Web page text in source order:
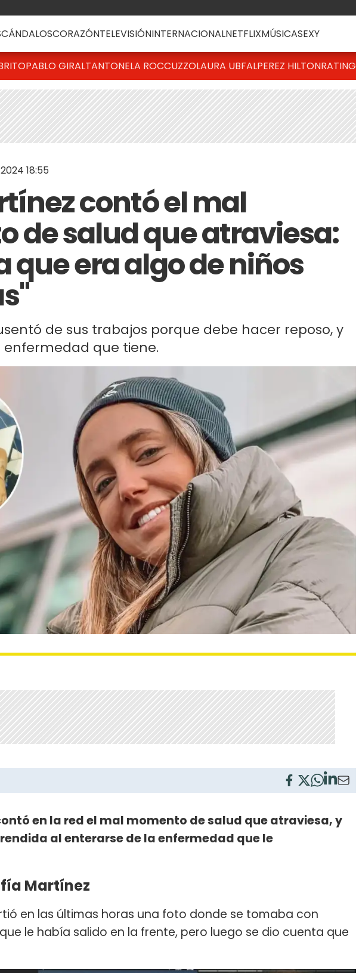
CORAZÓNTELEVISIÓNINTERNACIONALNETFLIXMÚSICASEXY
PABLO GIRALTANTONELA ROCCUZZOLAURA UBFALPEREZ HILTONRATING
18:55
contó el mal
de salud que atraviesa:
que era algo de niños
de sus trabajos porque debe hacer reposo, y
que tiene.
en la red el mal momento de salud que atraviesa, y
al enterarse de la enfermedad que le
Martínez
en las últimas horas una foto donde se tomaba con
le había salido en la frente, pero luego se dio cuenta que